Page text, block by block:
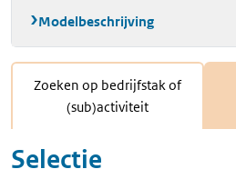
Modelbeschrijving
Zoeken op bedrijfstak of
(sub)activiteit
Selectie